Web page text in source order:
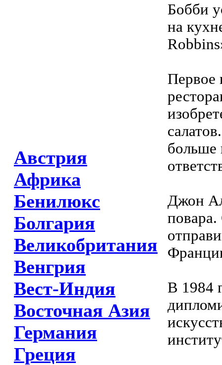
Австрия
Африка
Бенилюкс
Болгария
Великобритания
Венгрия
Вест-Индия
Восточная Азия
Германия
Греция
Бобби
на
Первое
больше
Джон
В 1984